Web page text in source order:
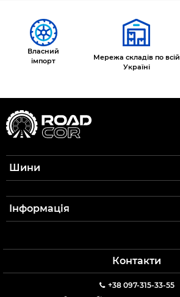
Власний
імпорт
Мережа складів по всій
Україні
Шини
Інформація
Контакти
+38 097-315-33-55